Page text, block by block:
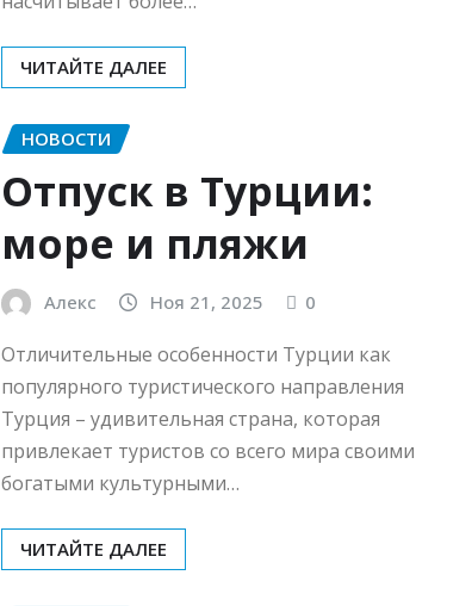
ЧИТАЙТЕ ДАЛЕЕ
НОВОСТИ
Отпуск в Турции:
море и пляжи
Алекс Ноя 21, 2025 0
Отличительные особенности Турции как
популярного туристического направления
Турция – удивительная страна, которая
привлекает туристов со всего мира своими
богатыми культурными…
ЧИТАЙТЕ ДАЛЕЕ